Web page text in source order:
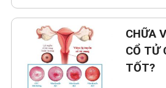
CHỮA
CỔ TỬ
TỐT?